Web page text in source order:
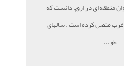
منطقه ای در اروپا دانست که
غرب متصل کرده است . سالهای
طو ...